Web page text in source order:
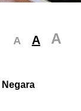
A A A
Negara